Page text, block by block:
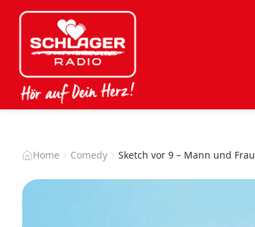
Home Comedy Sketch vor 9 – Mann und Frau